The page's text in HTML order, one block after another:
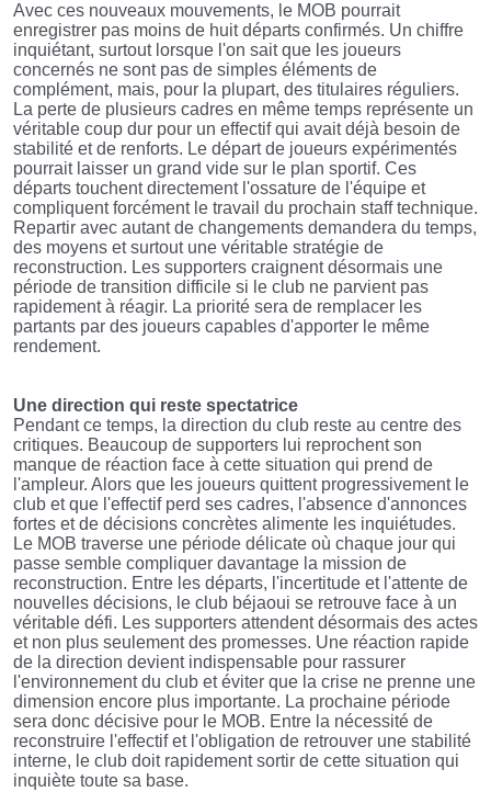
Avec ces nouveaux mouvements, le MOB pourrait
enregistrer pas moins de huit départs confirmés. Un chiffre
inquiétant, surtout lorsque l'on sait que les joueurs
concernés ne sont pas de simples éléments de
complément, mais, pour la plupart, des titulaires réguliers.
La perte de plusieurs cadres en même temps représente un
véritable coup dur pour un effectif qui avait déjà besoin de
stabilité et de renforts. Le départ de joueurs expérimentés
pourrait laisser un grand vide sur le plan sportif. Ces
départs touchent directement l'ossature de l'équipe et
compliquent forcément le travail du prochain staff technique.
Repartir avec autant de changements demandera du temps,
des moyens et surtout une véritable stratégie de
reconstruction. Les supporters craignent désormais une
période de transition difficile si le club ne parvient pas
rapidement à réagir. La priorité sera de remplacer les
partants par des joueurs capables d'apporter le même
rendement.
Une direction qui reste spectatrice
Pendant ce temps, la direction du club reste au centre des
critiques. Beaucoup de supporters lui reprochent son
manque de réaction face à cette situation qui prend de
l'ampleur. Alors que les joueurs quittent progressivement le
club et que l'effectif perd ses cadres, l'absence d'annonces
fortes et de décisions concrètes alimente les inquiétudes.
Le MOB traverse une période délicate où chaque jour qui
passe semble compliquer davantage la mission de
reconstruction. Entre les départs, l'incertitude et l'attente de
nouvelles décisions, le club béjaoui se retrouve face à un
véritable défi. Les supporters attendent désormais des actes
et non plus seulement des promesses. Une réaction rapide
de la direction devient indispensable pour rassurer
l'environnement du club et éviter que la crise ne prenne une
dimension encore plus importante. La prochaine période
sera donc décisive pour le MOB. Entre la nécessité de
reconstruire l'effectif et l'obligation de retrouver une stabilité
interne, le club doit rapidement sortir de cette situation qui
inquiète toute sa base.